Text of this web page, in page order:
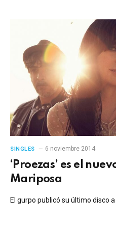
SINGLES 6 noviembre 2014
‘Proezas’ es el
Mariposa
El gurpo publicó su último disco